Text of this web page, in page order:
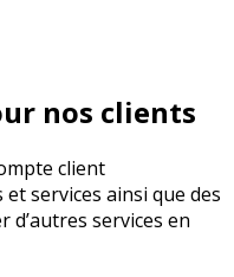
nos clients
client
services ainsi que des
services en